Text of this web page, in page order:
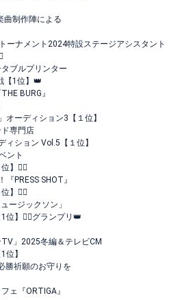
曲制作陣による
ーナメント2024特設ステージアシスタント
ブルプリンター
【1位】👑
BURG』
オーディション3【１位】
ド専門店
ィション Vol.5【１位】
ント
】❤️‍🔥
PRESS SHOT』
】❤️‍🔥
ージックソン」
位】❤️‍🔥グランプリ👑
」2025冬編＆テレビCM
位】
勝祈願のお守りを
ェ『ORTIGA』